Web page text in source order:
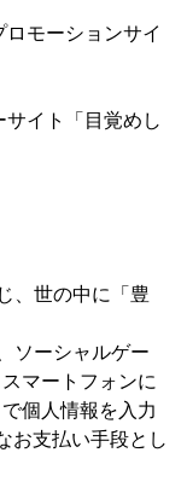
モーションサイ
サイト「目覚めし
、世の中に「豊
ソーシャルゲー
マートフォンに
個人情報を入力
お支払い手段とし